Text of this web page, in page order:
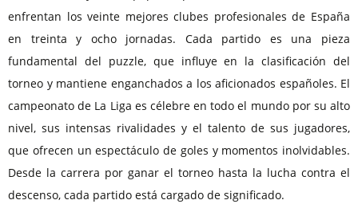
enfrentan los veinte mejores clubes profesionales de España
en treinta y ocho jornadas. Cada partido es una pieza
fundamental del puzzle, que influye en la clasificación del
torneo y mantiene enganchados a los aficionados españoles. El
campeonato de La Liga es célebre en todo el mundo por su alto
nivel, sus intensas rivalidades y el talento de sus jugadores,
que ofrecen un espectáculo de goles y momentos inolvidables.
Desde la carrera por ganar el torneo hasta la lucha contra el
descenso, cada partido está cargado de significado.